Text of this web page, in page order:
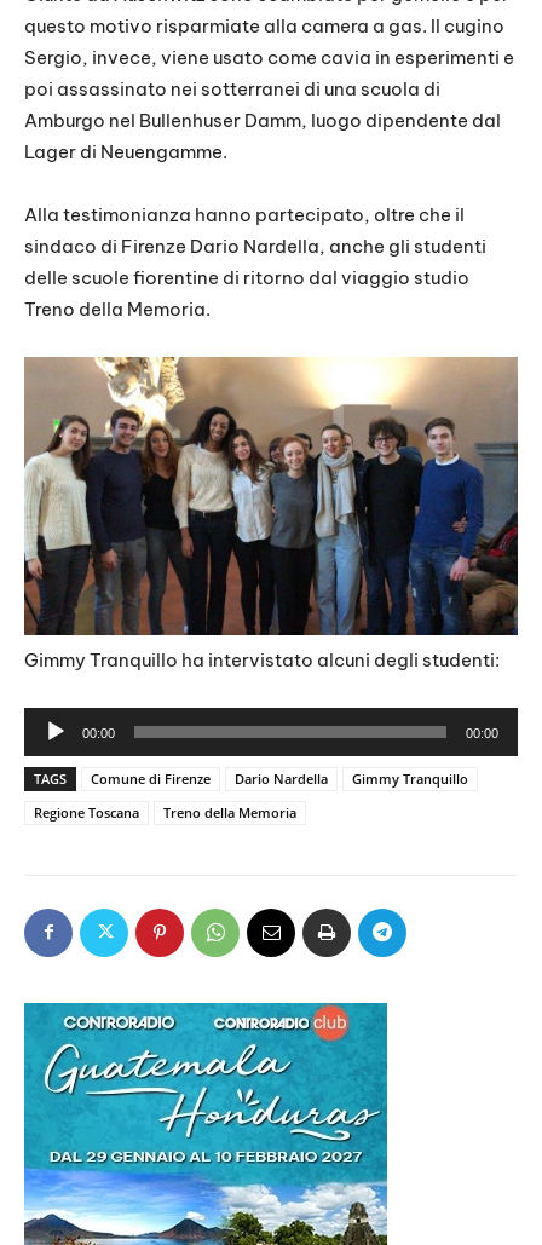
questo motivo risparmiate alla camera a gas. Il cugino
Sergio, invece, viene usato come cavia in esperimenti e
poi assassinato nei sotterranei di una scuola di
Amburgo nel Bullenhuser Damm, luogo dipendente dal
Lager di Neuengamme.
Alla testimonianza hanno partecipato, oltre che il
sindaco di Firenze Dario Nardella, anche gli studenti
delle scuole fiorentine di ritorno dal viaggio studio
Treno della Memoria.
Gimmy Tranquillo ha intervistato alcuni degli studenti:
u
a
e
00:00 00:00
TAGS Comune di Firenze Dario Nardella
Gimmy Tranquillo
Regione Toscana
Treno della Memoria